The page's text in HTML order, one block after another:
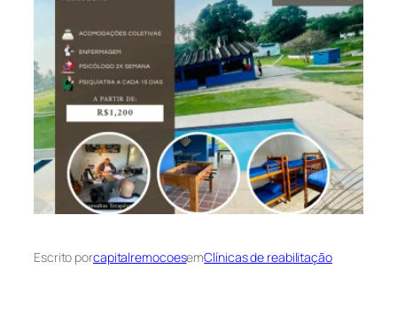
Escrito porcapitalremocoesemClínicas de reabilitação